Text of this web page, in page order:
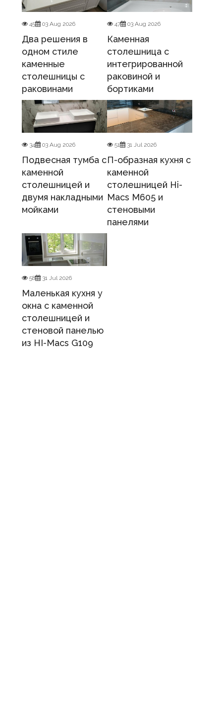
45 03 Aug 2026
Два решения в
одном стиле
каменные
столешницы с
раковинами
47 03 Aug 2026
Каменная
столешница с
интегрированной
раковиной и
бортиками
34 03 Aug 2026
Подвесная тумба с
каменной
столешницей и
двумя накладными
мойками
51 31 Jul 2026
П-образная кухня с
каменной
столешницей Hi-
Macs M605 и
стеновыми
панелями
58 31 Jul 2026
Маленькая кухня у
окна с каменной
столешницей и
стеновой панелью
из HI-Macs G109